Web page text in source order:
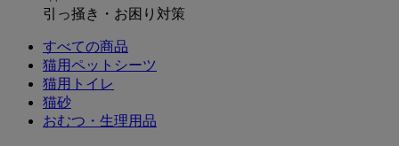
引っ掻き・お困り対策
すべての商品
猫用ペットシーツ
猫用トイレ
猫砂
おむつ・生理用品